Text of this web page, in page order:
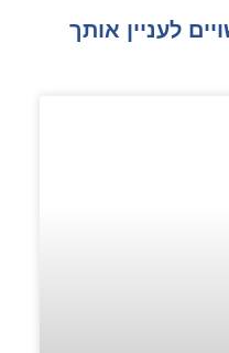
לעניין אותך